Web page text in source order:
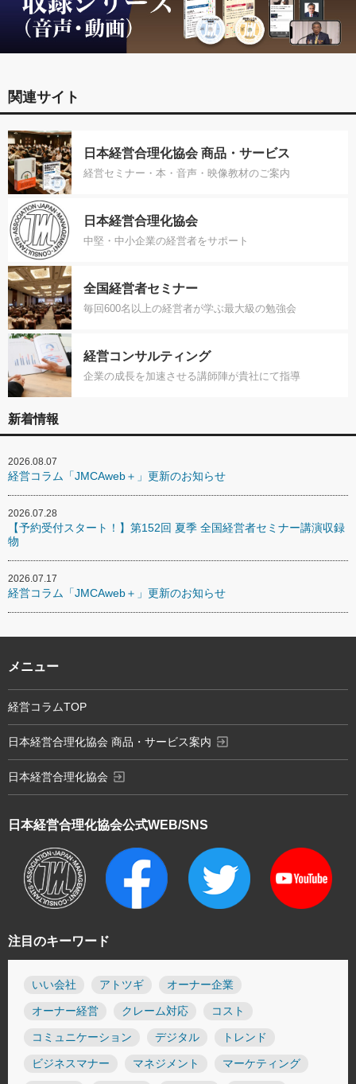
関連サイト
日本経営合理化協会 商品・サービス
経営セミナー・本・音声・映像教材のご案内
日本経営合理化協会
中堅・中小企業の経営者をサポート
全国経営者セミナー
毎回600名以上の経営者が学ぶ最大級の勉強会
経営コンサルティング
企業の成長を加速させる講師陣が貴社にて指導
新着情報
2026.08.07
経営コラム「JMCAweb＋」更新のお知らせ
2026.07.28
【予約受付スタート！】第152回 夏季 全国経営者セミナー講演収録
物
2026.07.17
経営コラム「JMCAweb＋」更新のお知らせ
注目のキーワード
いい会社 アトツギ オーナー企業
オーナー経営 クレーム対応 コスト
コミュニケーション デジタル トレンド
ビジネスマナー マネジメント マーケティング
日本経営合理化協会公式WEB/SNS
メニュー
経営コラムTOP
日本経営合理化協会 商品・サービス案内 exit_to_app
日本経営合理化協会 exit_to_app